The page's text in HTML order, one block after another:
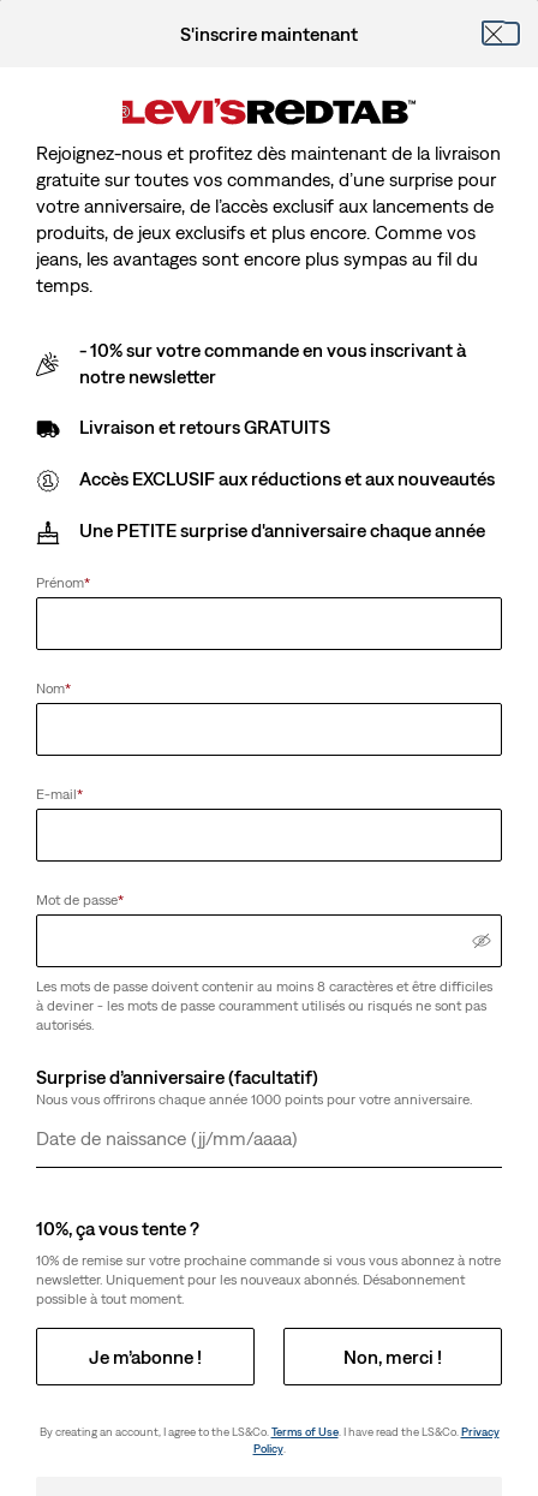
S'inscrire maintenant
Rejoignez-nous et profitez dès maintenant de la livraison
gratuite sur toutes vos commandes, d’une surprise pour
votre anniversaire, de l’accès exclusif aux lancements de
produits, de jeux exclusifs et plus encore. Comme vos
jeans, les avantages sont encore plus sympas au fil du
temps.
- 10% sur votre commande en vous inscrivant à
notre newsletter
Livraison et retours GRATUITS
Accès EXCLUSIF aux réductions et aux nouveautés
Une PETITE surprise d'anniversaire chaque année
Prénom*
Nom*
E-mail*
Mot de passe*
Les mots de passe doivent contenir au moins 8 caractères et être difficiles
à deviner - les mots de passe couramment utilisés ou risqués ne sont pas
autorisés.
Surprise d’anniversaire (facultatif)
Nous vous offrirons chaque année 1000 points pour votre anniversaire.
Jour
Mois
Année
10%, ça vous tente ?
10% de remise sur votre prochaine commande si vous vous abonnez à notre
newsletter. Uniquement pour les nouveaux abonnés. Désabonnement
possible à tout moment.
Je m’abonne ! Non, merci !
By creating an account, I agree to the LS&Co. Terms of Use. I have read the LS&Co. Privacy
Policy.